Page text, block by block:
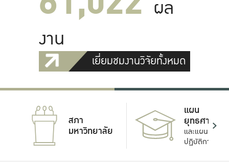
ผล
งาน
เยี่ยมชมงานวิจัยทั้งหมด
สภา
มหาวิทยาลัย
แผน
ยุทธศาสตร์
และแผน
ปฏิบัติการ